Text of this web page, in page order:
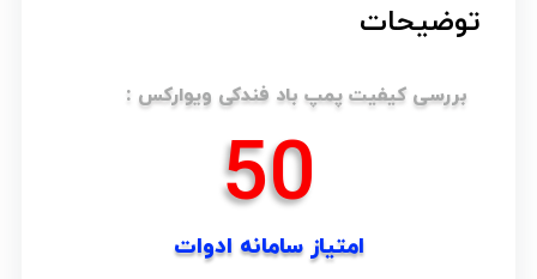
توضیحات
بررسی کیفیت پمپ باد فندکی ویوارکس :
امتیاز سامانه ادوات
61